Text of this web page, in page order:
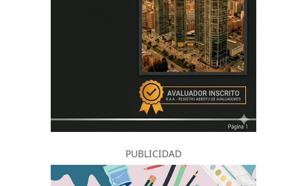
PUBLICIDAD